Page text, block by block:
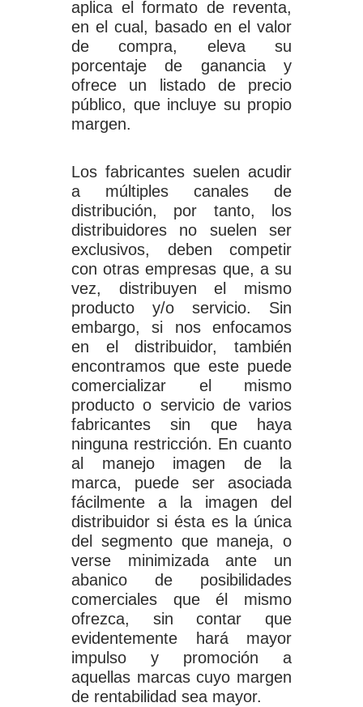
aplica el formato de reventa,
en el cual, basado en el valor
de compra, eleva su
porcentaje de ganancia y
ofrece un listado de precio
público, que incluye su propio
margen.
Los fabricantes suelen acudir
a múltiples canales de
distribución, por tanto, los
distribuidores no suelen ser
exclusivos, deben competir
con otras empresas que, a su
vez, distribuyen el mismo
producto y/o servicio. Sin
embargo, si nos enfocamos
en el distribuidor, también
encontramos que este puede
comercializar el mismo
producto o servicio de varios
fabricantes sin que haya
ninguna restricción. En cuanto
al manejo imagen de la
marca, puede ser asociada
fácilmente a la imagen del
distribuidor si ésta es la única
del segmento que maneja, o
verse minimizada ante un
abanico de posibilidades
comerciales que él mismo
ofrezca, sin contar que
evidentemente hará mayor
impulso y promoción a
aquellas marcas cuyo margen
de rentabilidad sea mayor.